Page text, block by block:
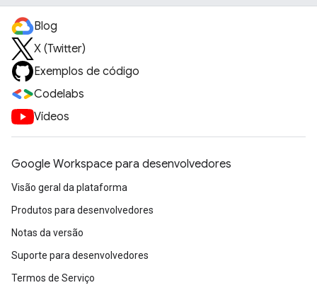
Blog
X (Twitter)
Exemplos de código
Codelabs
Vídeos
Google Workspace para desenvolvedores
Visão geral da plataforma
Produtos para desenvolvedores
Notas da versão
Suporte para desenvolvedores
Termos de Serviço